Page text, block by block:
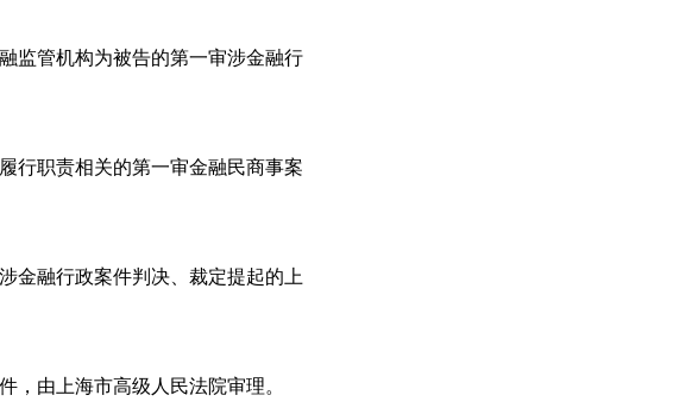
监管机构为被告的第一审涉金融行
行职责相关的第一审金融民商事案
金融行政案件判决、裁定提起的上
由上海市高级人民法院审理。